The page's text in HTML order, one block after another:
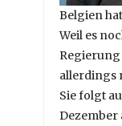
Belgien
Weil es
allerdings
Sie folgt
Dezember